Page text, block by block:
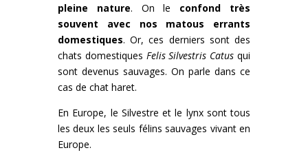
pleine nature. On le confond très
souvent avec nos matous errants
domestiques. Or, ces derniers sont des
chats domestiques Felis Silvestris Catus qui
sont devenus sauvages. On parle dans ce
cas de chat haret.
En Europe, le Silvestre et le lynx sont tous
les deux les seuls félins sauvages vivant en
Europe.